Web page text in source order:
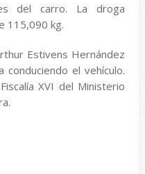
del carro. La droga
115,090 kg.
Estivens Hernández
conduciendo el vehículo.
XVI del Ministerio